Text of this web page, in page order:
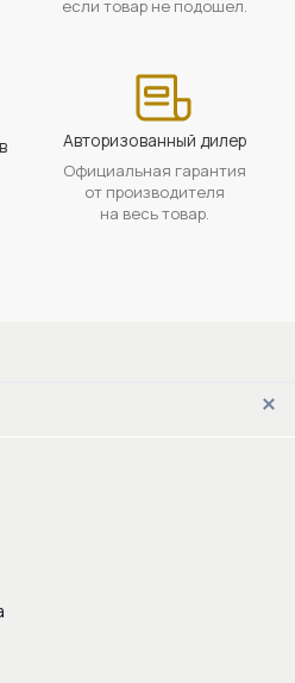
если товар не подошел.
Авторизованный дилер
Официальная гарантия
от производителя
на весь товар.